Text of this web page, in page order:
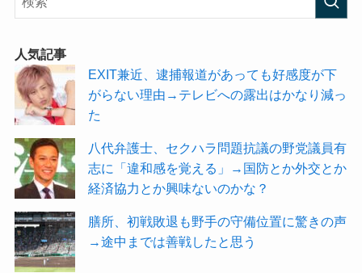
人気記事
EXIT兼近、逮捕報道があっても好感度が下
がらない理由→テレビへの露出はかなり減っ
た
八代弁護士、セクハラ問題抗議の野党議員有
志に「違和感を覚える」→国防とか外交とか
経済協力とか興味ないのかな？
膳所、初戦敗退も野手の守備位置に驚きの声
→途中までは善戦したと思う